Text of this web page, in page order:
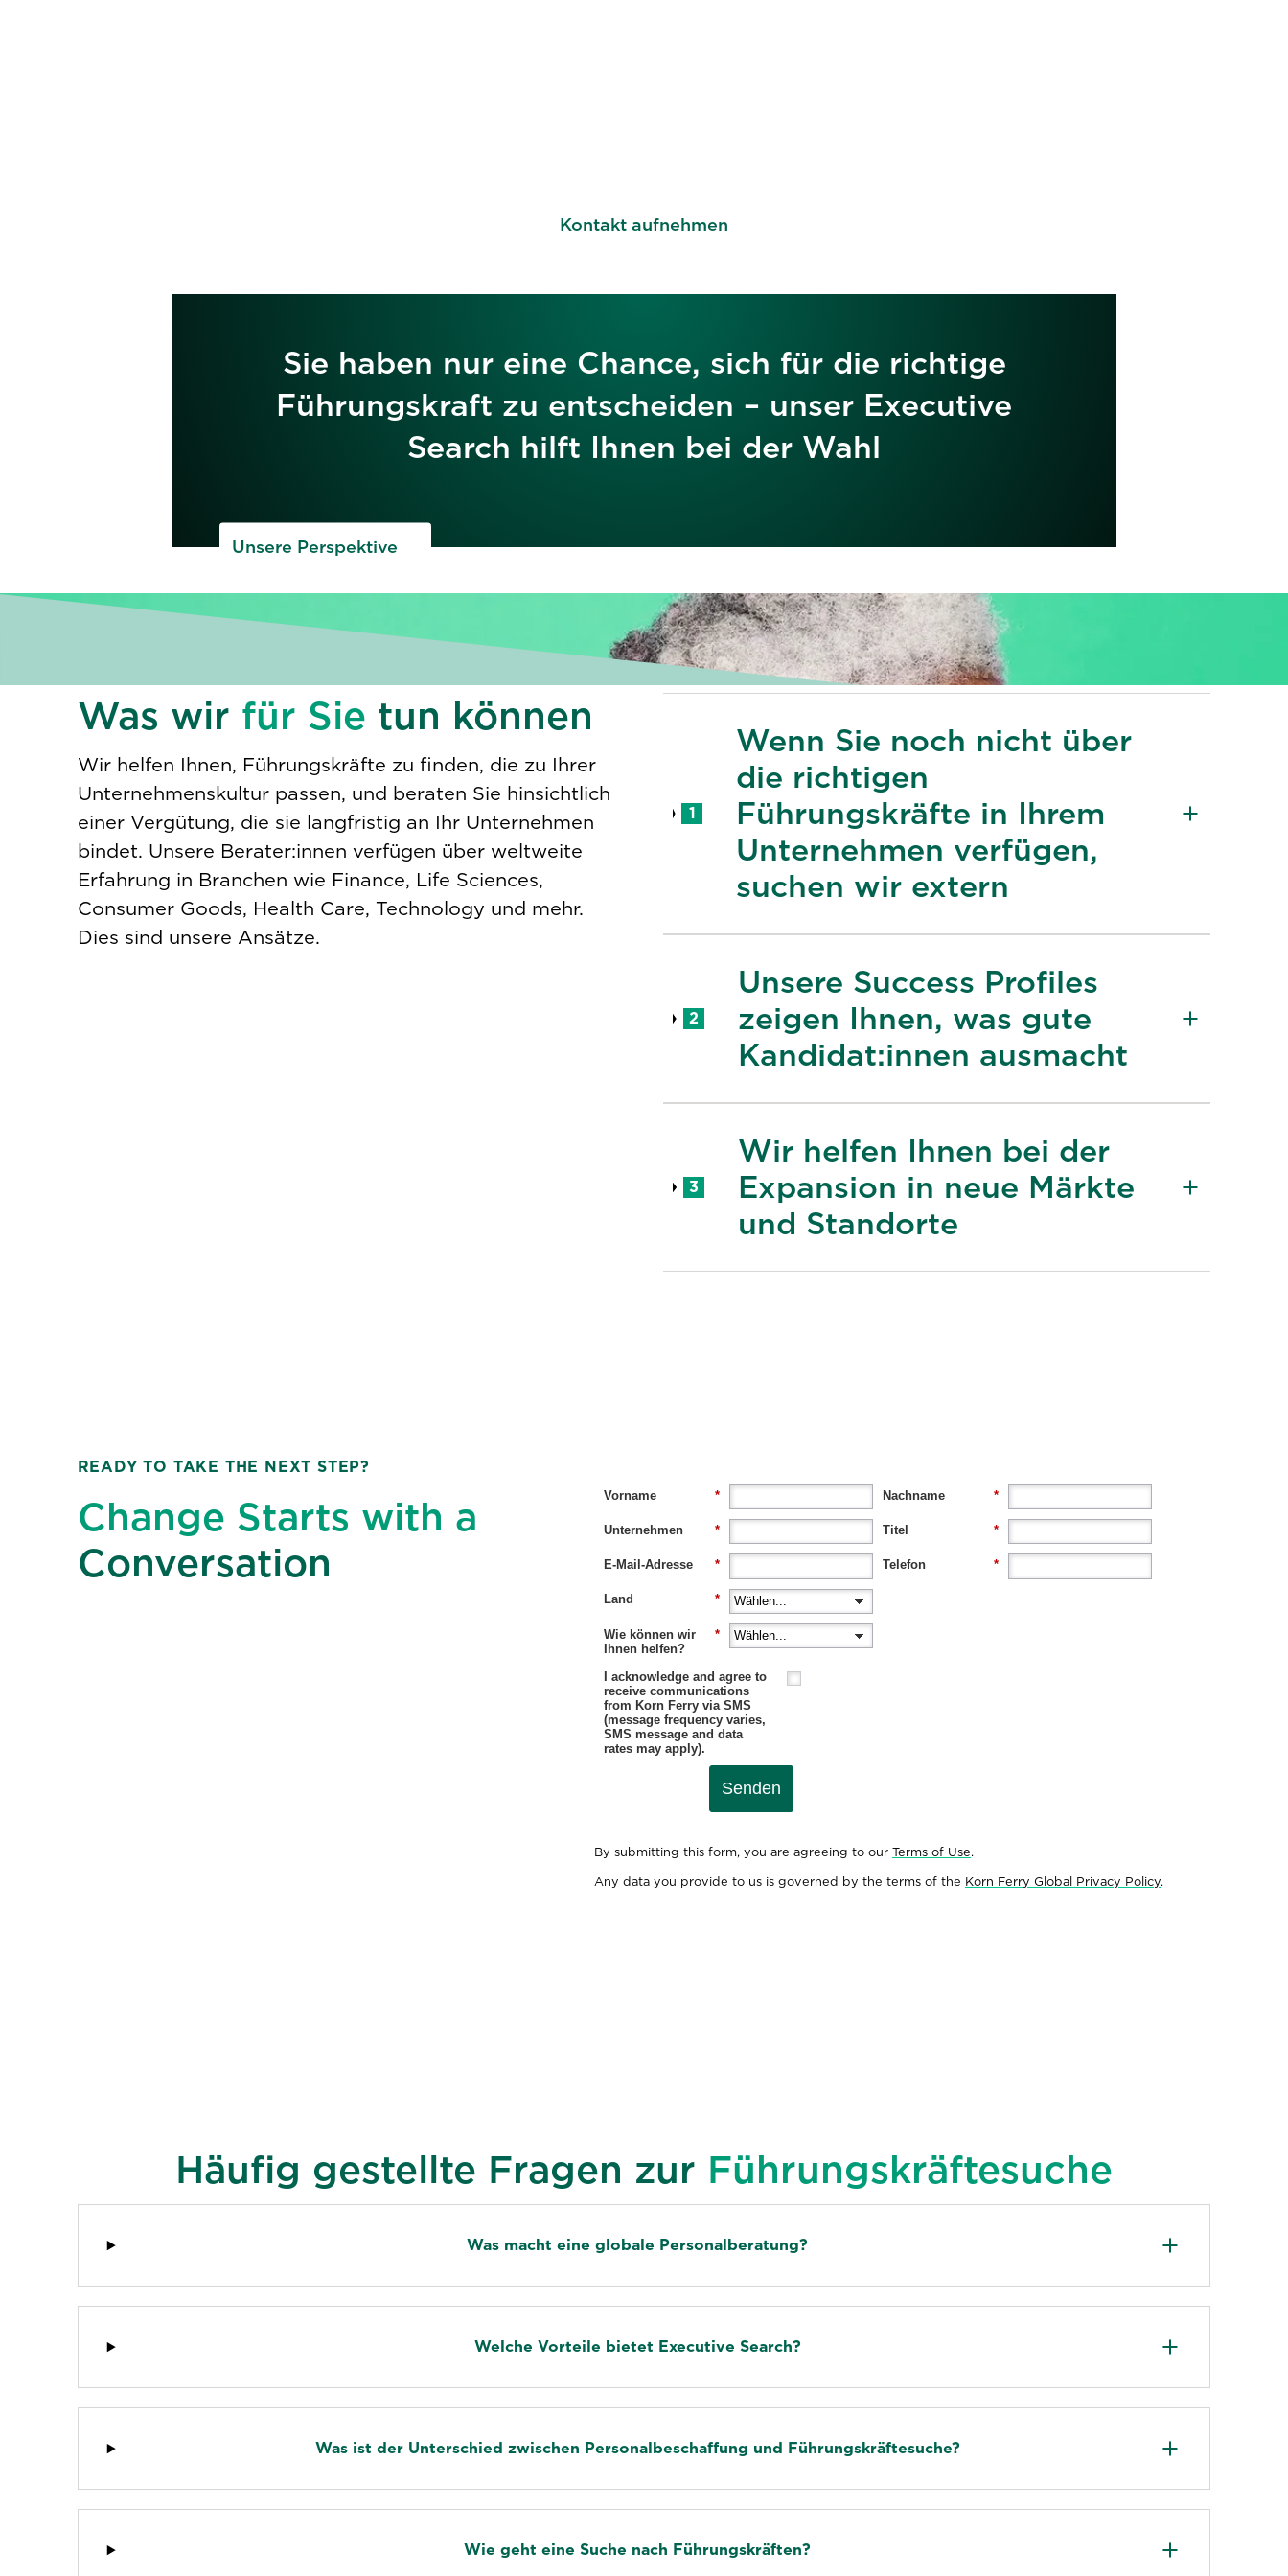
Kontakt aufnehmen
Sie haben nur eine Chance, sich für die richtige
Führungskraft zu entscheiden – unser Executive
Search hilft Ihnen bei der Wahl
Unsere Perspektive
Was wir für Sie tun können
Wir helfen Ihnen, Führungskräfte zu finden, die zu Ihrer
Unternehmenskultur passen, und beraten Sie hinsichtlich
einer Vergütung, die sie langfristig an Ihr Unternehmen
bindet. Unsere Berater:innen verfügen über weltweite
Erfahrung in Branchen wie Finance, Life Sciences,
Consumer Goods, Health Care, Technology und mehr.
Dies sind unsere Ansätze.
1
Wenn Sie noch nicht über
die richtigen
Führungskräfte in Ihrem
Unternehmen verfügen,
suchen wir extern
2
Unsere Success Profiles
zeigen Ihnen, was gute
Kandidat:innen ausmacht
3
Wir helfen Ihnen bei der
Expansion in neue Märkte
und Standorte
READY TO TAKE THE NEXT STEP?
Change Starts with a
Conversation
*
Vorname *
Nachname
*
Unternehmen *
Titel
*
E-Mail-Adresse *
Telefon
*
Land
*
Wie können wir
Ihnen helfen?
I acknowledge and agree to
receive communications
from Korn Ferry via SMS
(message frequency varies,
SMS message and data
rates may apply).
Senden
By submitting this form, you are agreeing to ourTerms of Use.
Any data you provide to us is governed by the terms of the Korn Ferry Global Privacy Policy.
Häufig gestellte Fragen zur Führungskräftesuche
Was macht eine globale Personalberatung?
Welche Vorteile bietet Executive Search?
Was ist der Unterschied zwischen Personalbeschaffung und Führungskräftesuche?
Wie geht eine Suche nach Führungskräften?